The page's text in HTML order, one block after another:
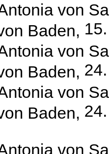
von
Baden,
von
Baden,
von
Baden,
von